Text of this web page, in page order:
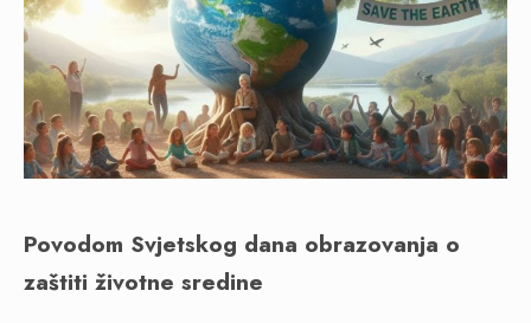
Povodom Svjetskog dana obrazovanja o
zaštiti životne sredine